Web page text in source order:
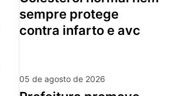
sempre protege
contra infarto e avc
05 de agosto de 2026